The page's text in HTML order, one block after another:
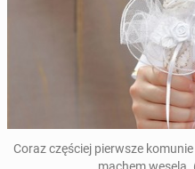
Coraz częś­ciej pier­wsze
machem